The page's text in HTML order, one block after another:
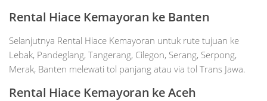
Rental Hiace Kemayoran ke Banten
Selanjutnya Rental Hiace Kemayoran untuk rute tujuan ke
Lebak, Pandeglang, Tangerang, Cilegon, Serang, Serpong,
Merak, Banten melewati tol panjang atau via tol Trans Jawa.
Rental Hiace Kemayoran ke Aceh